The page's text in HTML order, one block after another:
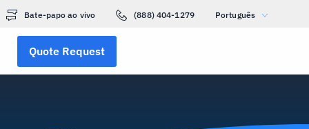
Bate-papo ao vivo (888) 404-1279 Português
Quote Request